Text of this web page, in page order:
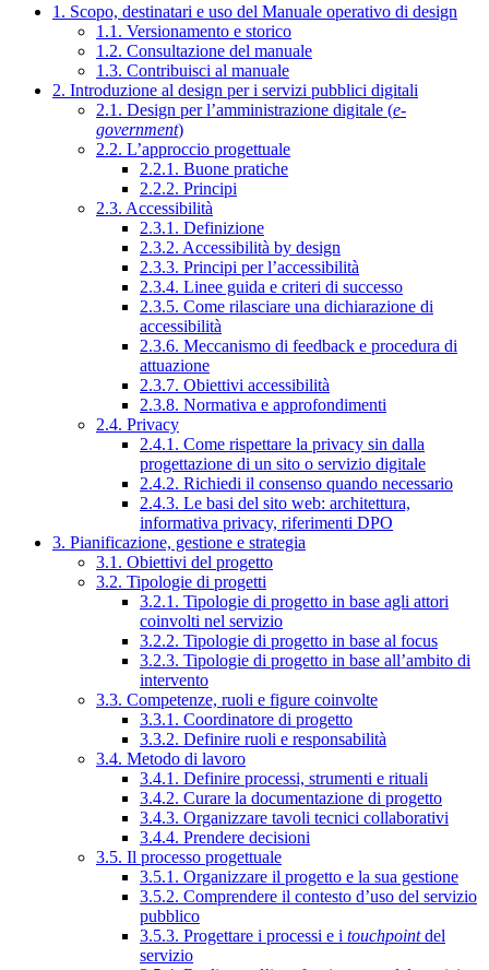
1. Scopo, destinatari e uso del Manuale operativo di design
1.1. Versionamento e storico
1.2. Consultazione del manuale
1.3. Contribuisci al manuale
2. Introduzione al design per i servizi pubblici digitali
2.1. Design per l’amministrazione digitale (e-
government)
2.2. L’approccio progettuale
2.2.1. Buone pratiche
2.2.2. Principi
2.3. Accessibilità
2.3.1. Definizione
2.3.2. Accessibilità by design
2.3.3. Principi per l’accessibilità
2.3.4. Linee guida e criteri di successo
2.3.5. Come rilasciare una dichiarazione di
accessibilità
2.3.6. Meccanismo di feedback e procedura di
attuazione
2.3.7. Obiettivi accessibilità
2.3.8. Normativa e approfondimenti
2.4. Privacy
2.4.1. Come rispettare la privacy sin dalla
progettazione di un sito o servizio digitale
2.4.2. Richiedi il consenso quando necessario
2.4.3. Le basi del sito web: architettura,
informativa privacy, riferimenti DPO
3. Pianificazione, gestione e strategia
3.1. Obiettivi del progetto
3.2. Tipologie di progetti
3.2.1. Tipologie di progetto in base agli attori
coinvolti nel servizio
3.2.2. Tipologie di progetto in base al focus
3.2.3. Tipologie di progetto in base all’ambito di
intervento
3.3. Competenze, ruoli e figure coinvolte
3.3.1. Coordinatore di progetto
3.3.2. Definire ruoli e responsabilità
3.4. Metodo di lavoro
3.4.1. Definire processi, strumenti e rituali
3.4.2. Curare la documentazione di progetto
3.4.3. Organizzare tavoli tecnici collaborativi
3.4.4. Prendere decisioni
3.5. Il processo progettuale
3.5.1. Organizzare il progetto e la sua gestione
3.5.2. Comprendere il contesto d’uso del servizio
pubblico
3.5.3. Progettare i processi e i touchpointdel
servizio